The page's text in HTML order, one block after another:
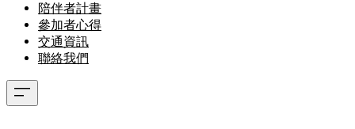
陪伴者計畫
參加者心得
交通資訊
聯絡我們